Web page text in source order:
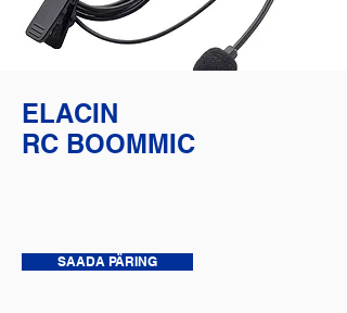
ELACIN
RC BOOMMIC
SAADA PÄRING